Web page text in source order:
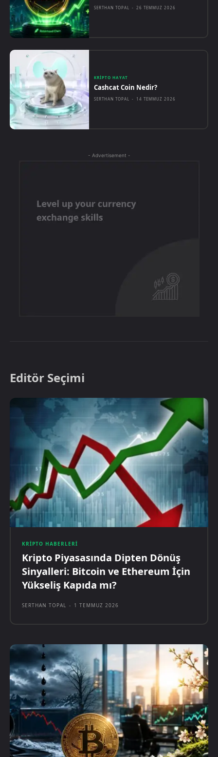
SERTHAN TOPAL - 26 TEMMUZ 2026
KRIPTO HAYAT
Cashcat Coin Nedir?
SERTHAN TOPAL - 14 TEMMUZ 2026
- Advertisement -
Editör Seçimi
KRIPTO HABERLERI
Kripto Piyasasında Dipten Dönüş
Sinyalleri: Bitcoin ve Ethereum İçin
Yükseliş Kapıda mı?
SERTHAN TOPAL - 1 TEMMUZ 2026